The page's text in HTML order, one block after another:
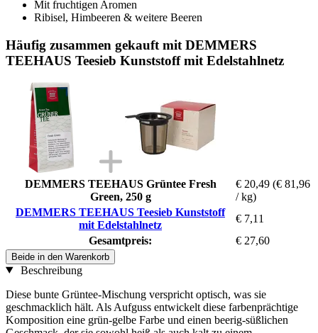
Mit fruchtigen Aromen
Ribisel, Himbeeren & weitere Beeren
Häufig zusammen gekauft mit DEMMERS
TEEHAUS Teesieb Kunststoff mit Edelstahlnetz
DEMMERS TEEHAUS Grüntee Fresh
Green, 250 g
€ 20,49 (€ 81,96
/ kg)
DEMMERS TEEHAUS Teesieb Kunststoff
mit Edelstahlnetz
€ 7,11
Gesamtpreis:
€ 27,60
Beide in den Warenkorb
Beschreibung
Diese bunte Grüntee-Mischung verspricht optisch, was sie
geschmacklich hält. Als Aufguss entwickelt diese farbenprächtige
Komposition eine grün-gelbe Farbe und einen beerig-süßlichen